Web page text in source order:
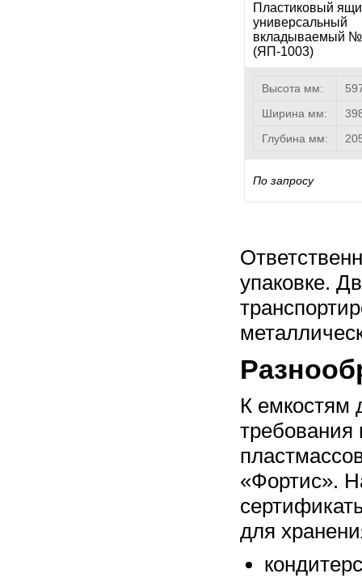
Пластиковый
универсальный
вкладываемый
(ЯП-1003)
Высота мм:
Ширина мм:
Глубина мм:
По запросу
упаковке.
К емкостям
требования
«Фортис».
для